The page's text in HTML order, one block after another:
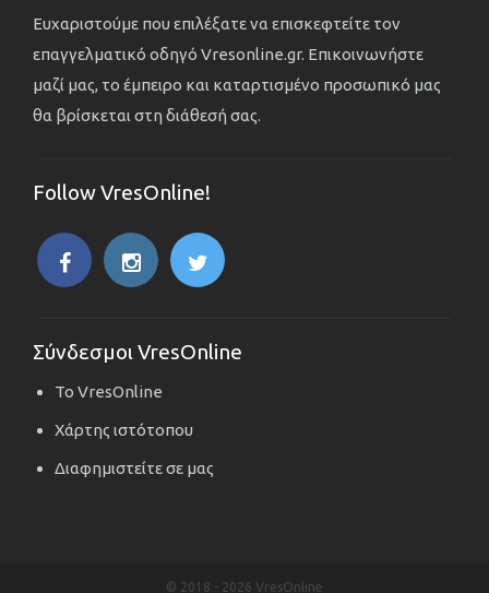
Ευχαριστούμε που επιλέξατε να επισκεφτείτε τον
επαγγελματικό οδηγό Vresonline.gr. Επικοινωνήστε
μαζί μας, το έμπειρο και καταρτισμένο προσωπικό μας
θα βρίσκεται στη διάθεσή σας.
Follow VresOnline!
Σύνδεσμοι VresOnline
Το VresOnline
Χάρτης ιστότοπου
Διαφημιστείτε σε μας
© 2018 - 2026 VresOnline